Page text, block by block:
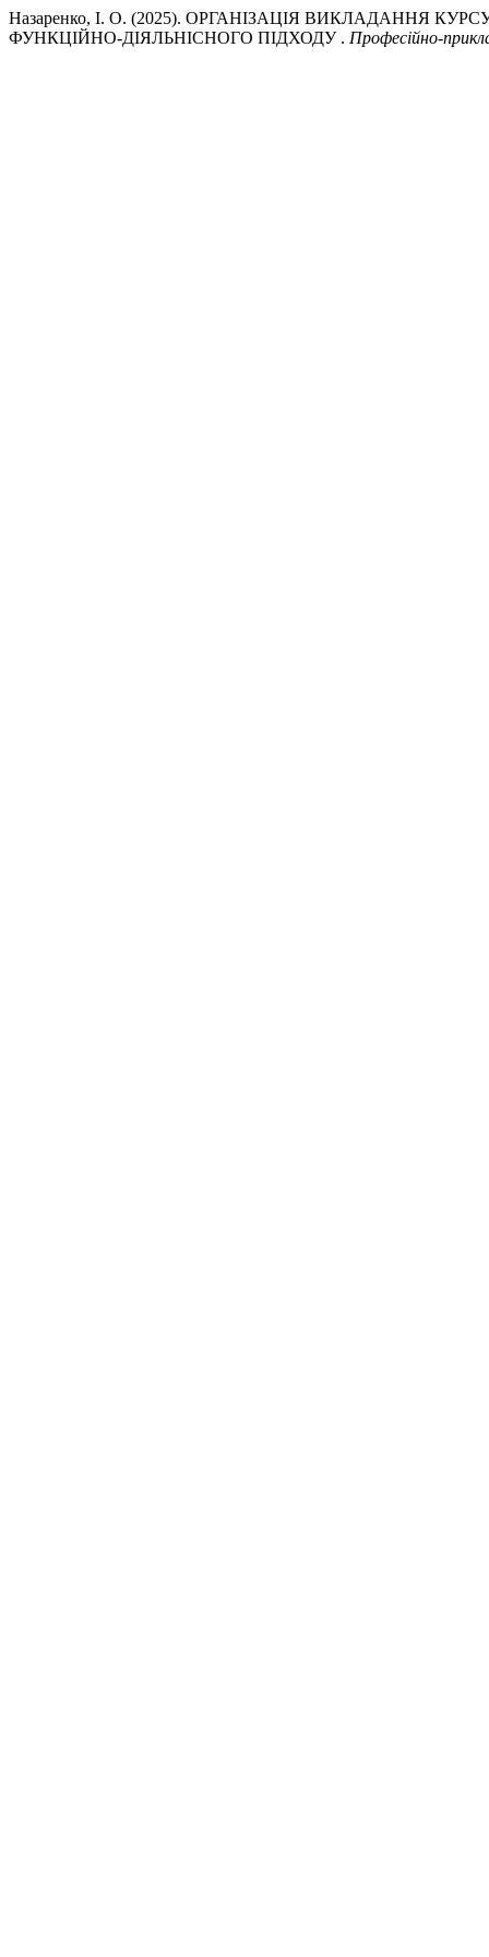
Назаренко, І. О. (2025). ОРГАНІЗАЦІЯ ВИКЛАДАННЯ
ФУНКЦІЙНО-ДІЯЛЬНІСНОГО ПІДХОДУ . Професійно-